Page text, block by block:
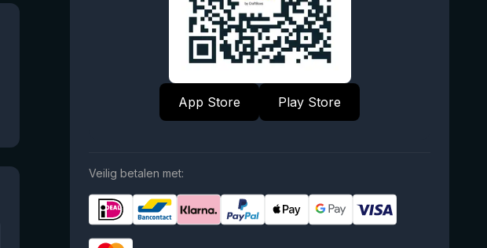
App Store Play Store
Veilig betalen met: